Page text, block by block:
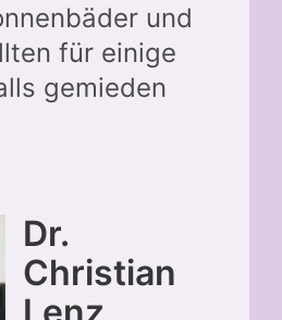
und
für einige
gemieden
Dr.
Christian
Lenz